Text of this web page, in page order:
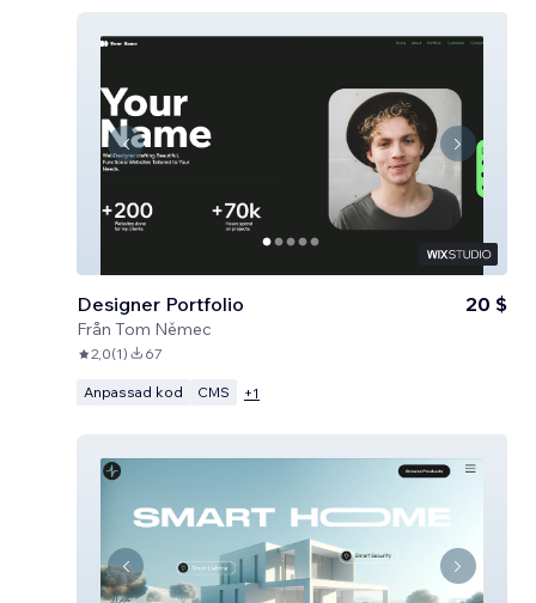
Designer Portfolio
Från Tom Němec
20 $
2,0(1) 67
Anpassad kod CMS +1